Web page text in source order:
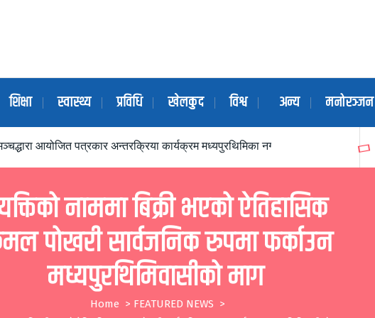
शिक्षा स्वास्थ्य प्रविधि खेलकुद विश्व अन्य मनोरञ्जन
आयोजित पत्रकार अन्तरक्रिया कार्यक्रम मध्यपुरथिमिका नगर प्रमुखद्धारा उद्घाटन
नाममा बिक्री भएको ऐतिहासिक
पोखरी सार्वजनिक रुपमा फर्काउन
मध्यपुरथिमिवासीको माग
Home > FEATURED NEWS >